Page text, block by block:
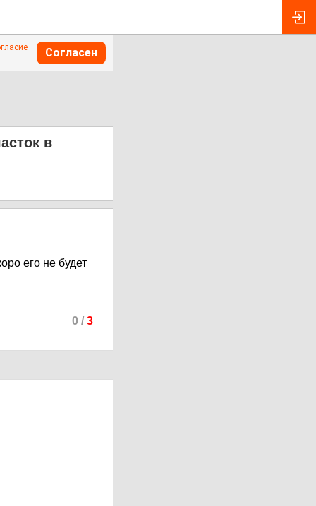
Согласен
в
его не будет
0 / 3